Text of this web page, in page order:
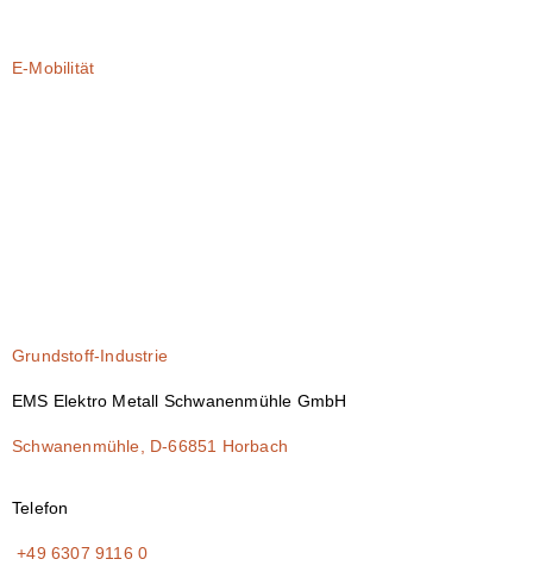
E-Mobilität
Grundstoff-Industrie
EMS Elektro Metall Schwanenmühle GmbH
Schwanenmühle, D-66851 Horbach
Telefon
+49 6307 9116 0